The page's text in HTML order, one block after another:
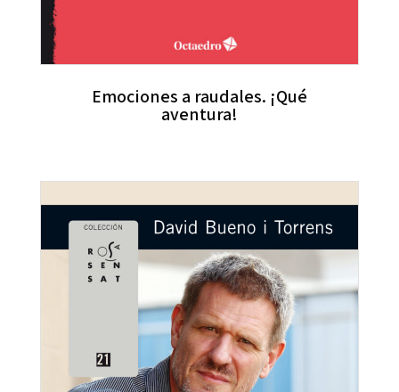
Emociones a raudales. ¡Qué
aventura!